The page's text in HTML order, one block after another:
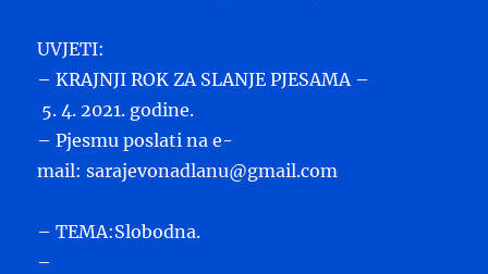
UVJETI:
– KRAJNJI ROK ZA SLANJE PJESAMA –
5. 4. 2021. godine.
– Pjesmu poslati na e-
mail: sarajevonadlanu@gmail.com
– TEMA:Slobodna.
–